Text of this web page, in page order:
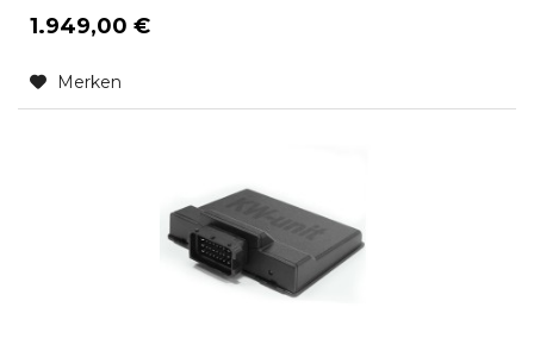
1.949,00 €
Merken